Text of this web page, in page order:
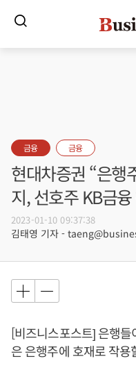
금융 금융
현대차증권 “은행
지, 선호주 KB금
2023-01-10 09:37:38
김태영 기자 -
[비즈니스포스트] 은행
은 은행주에 호재로 작